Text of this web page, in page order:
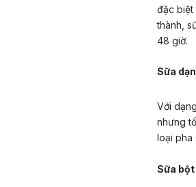
đặc biệt
thành,
48 giờ.
Sữa
Với
nhưng
loại pha
Sữa bột